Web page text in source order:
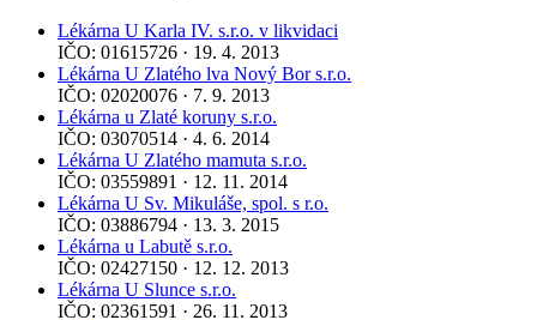
Lékárna U Karla IV. s.r.o. v likvidaci
IČO: 01615726 · 19. 4. 2013
Lékárna U Zlatého lva Nový Bor s.r.o.
IČO: 02020076 · 7. 9. 2013
Lékárna u Zlaté koruny s.r.o.
IČO: 03070514 · 4. 6. 2014
Lékárna U Zlatého mamuta s.r.o.
IČO: 03559891 · 12. 11. 2014
Lékárna U Sv. Mikuláše, spol. s r.o.
IČO: 03886794 · 13. 3. 2015
Lékárna u Labutě s.r.o.
IČO: 02427150 · 12. 12. 2013
Lékárna U Slunce s.r.o.
IČO: 02361591 · 26. 11. 2013